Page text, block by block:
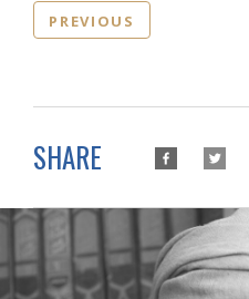
PREVIOUS
SHARE